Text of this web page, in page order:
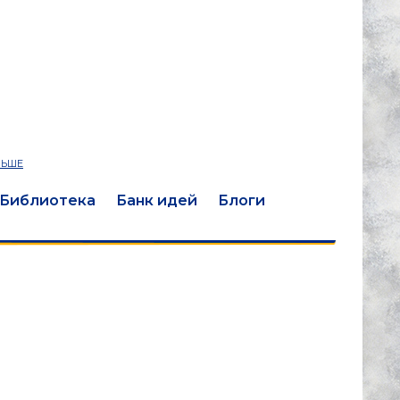
Библиотека Банк идей Блоги